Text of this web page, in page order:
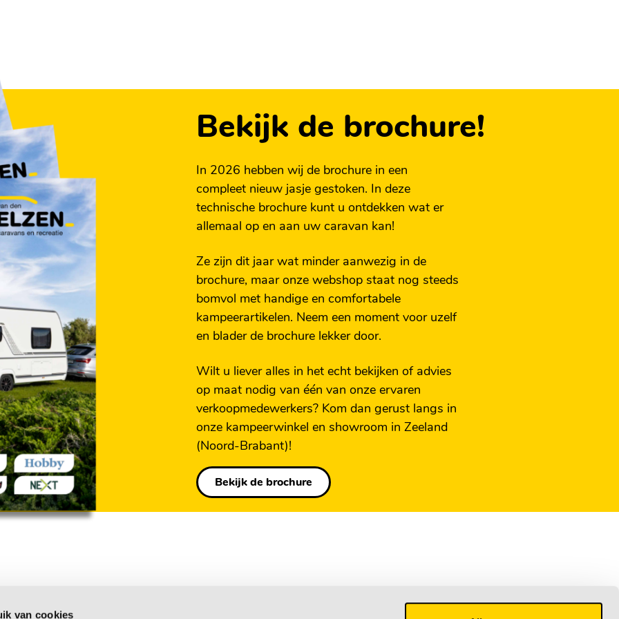
van cookies
een comfortabele en
K elke centimeter
en flexibele
creëren een
één caravan. De
deze caravan tot
weg gaat of een
en
meer informatie
of zijwand
M
cm & Links voor:
Bekijk de brochure!
In 2026 hebben wij de brochure in een
compleet nieuw jasje gestoken. In deze
technische brochure kunt u ontdekken wat er
allemaal op en aan uw caravan kan!
Ze zijn dit jaar wat minder aanwezig in de
brochure, maar onze webshop staat nog steeds
bomvol met handige en comfortabele
kampeerartikelen. Neem een moment voor uzelf
en blader de brochure lekker door.
Wilt u liever alles in het echt bekijken of advies
op maat nodig van één van onze ervaren
verkoopmedewerkers? Kom dan gerust langs in
onze kampeerwinkel en showroom in Zeeland
(Noord-Brabant)!
Bekijk de brochure